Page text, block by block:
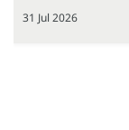
31 Jul 2026